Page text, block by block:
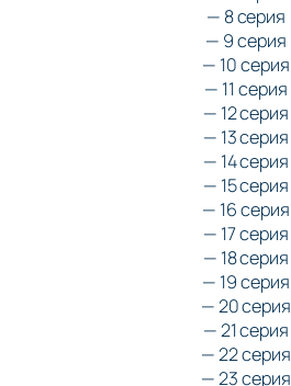
— 8 серия
— 9 серия
— 10 серия
— 11 серия
— 12 серия
— 13 серия
— 14 серия
— 15 серия
— 16 серия
— 17 серия
— 18 серия
— 19 серия
— 20 серия
— 21 серия
— 22 серия
— 23 серия